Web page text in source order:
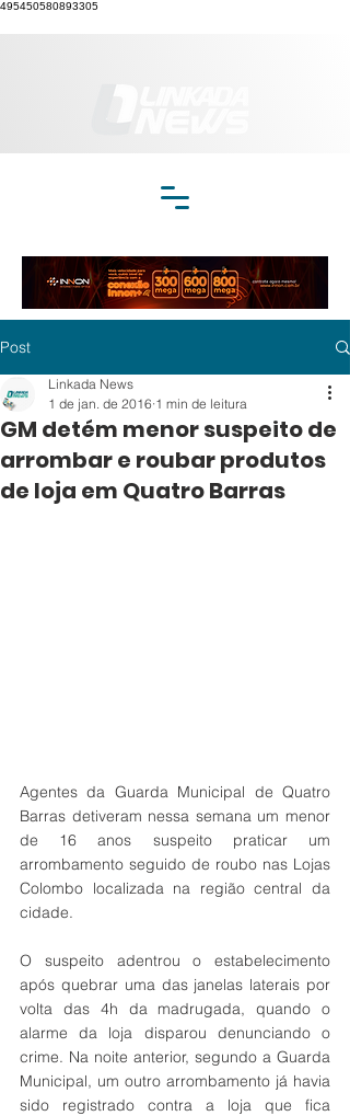
495450580893305
Post
GM detém menor suspeito de
arrombar e roubar produtos
de loja em Quatro Barras
Linkada News
1 de jan. de 2016 1 min de leitura
Agentes da Guarda Municipal de Quatro
Barras detiveram nessa semana um menor
de 16 anos suspeito praticar um
arrombamento seguido de roubo nas Lojas
Colombo localizada na região central da
cidade.
O suspeito adentrou o estabelecimento
após quebrar uma das janelas laterais por
volta das 4h da madrugada, quando o
alarme da loja disparou denunciando o
crime. Na noite anterior, segundo a Guarda
Municipal, um outro arrombamento já havia
sido registrado contra a loja que fica